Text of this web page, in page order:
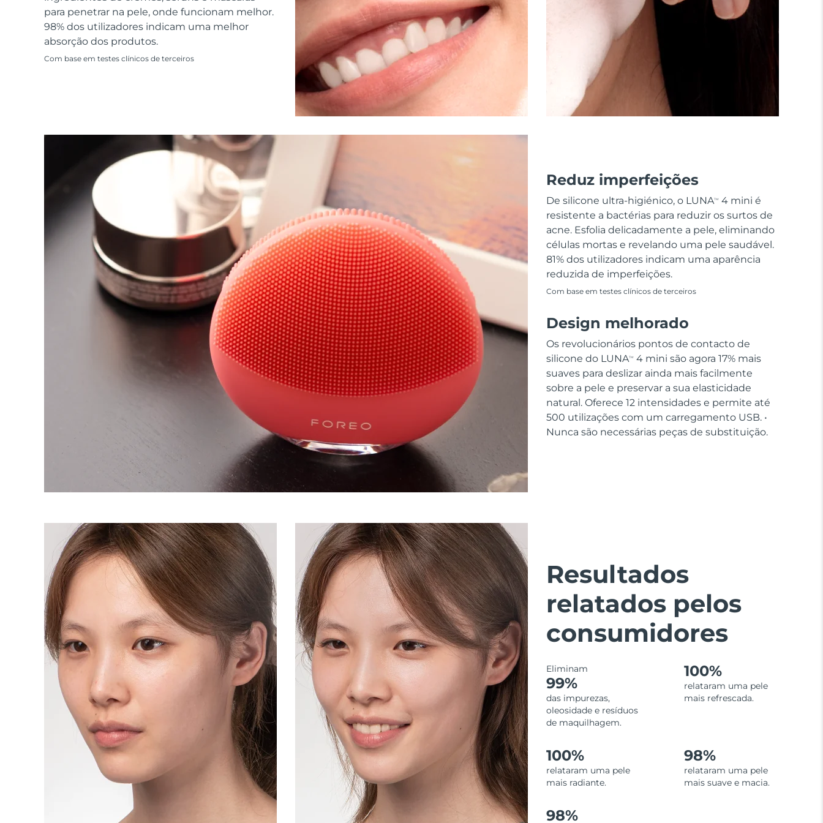
para penetrar na pele, onde funcionam melhor.
98% dos utilizadores indicam uma melhor
absorção dos produtos.
Com base em testes clínicos de terceiros
Reduz imperfeições
De silicone ultra-higiénico, o LUNATM
4 mini é
resistente a bactérias para reduzir os surtos de
acne. Esfolia delicadamente a pele, eliminando
células mortas e revelando uma pele saudável.
81% dos utilizadores indicam uma aparência
reduzida de imperfeições.
Com base em testes clínicos de terceiros
Design melhorado
Os revolucionários pontos de contacto de
silicone do LUNATM
4 mini são agora 17% mais
suaves para deslizar ainda mais facilmente
sobre a pele e preservar a sua elasticidade
natural. Oferece 12 intensidades e permite até
500 utilizações com um carregamento USB. •
Nunca são necessárias peças de substituição.
Resultados
relatados pelos
consumidores
Eliminam
99%
das impurezas,
oleosidade e resíduos
de maquilhagem.
100%
relataram uma pele
mais refrescada.
100%
relataram uma pele
mais radiante.
98%
relataram uma pele
mais suave e macia.
98%
All acne treatment devices
All revitalizing eye massagers
Cuidados de pele KIWI™
Advanced pore care essentials
LUNA™ Dual-Peptide Scalp
Serum
For healthy hair
issa™ Teeth Whitening Gel
18% PAP
Cosméticos Homens